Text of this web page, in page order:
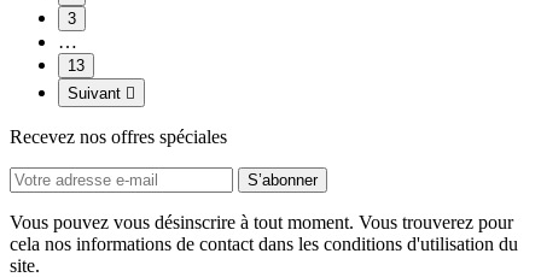
3
…
13
Suivant 
Recevez nos offres spéciales
Vous pouvez vous désinscrire à tout moment. Vous trouverez pour
cela nos informations de contact dans les conditions d'utilisation du
site.